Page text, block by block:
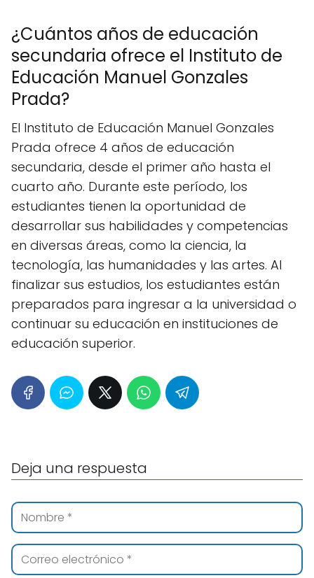
¿Cuántos años de educación
secundaria ofrece el Instituto de
Educación Manuel Gonzales
Prada?
El Instituto de Educación Manuel Gonzales
Prada ofrece 4 años de educación
secundaria, desde el primer año hasta el
cuarto año. Durante este período, los
estudiantes tienen la oportunidad de
desarrollar sus habilidades y competencias
en diversas áreas, como la ciencia, la
tecnología, las humanidades y las artes. Al
finalizar sus estudios, los estudiantes están
preparados para ingresar a la universidad o
continuar su educación en instituciones de
educación superior.
Deja una respuesta